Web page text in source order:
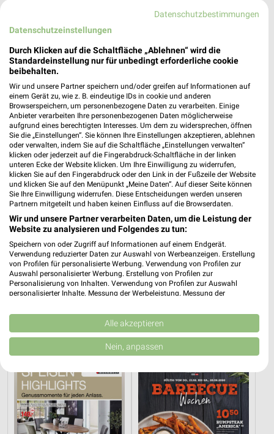
58 km
Küchen Preishits!
Gültig bis Fr. 21.08.
58 km
Gültig bis Fr. 14.08.
XXXLutz
58 km
XXXLutz
Gültig bis Fr. 14.08.
XXXLutz
Datenschutzbestimmungen
Datenschutzeinstellungen
Durch Klicken auf die Schaltfläche „Ablehnen“ wird die
Standardeinstellung nur für unbedingt erforderliche cookie
beibehalten.
Wir und unsere Partner speichern und/oder greifen auf Informationen auf
einem Gerät zu, wie z. B. eindeutige IDs in cookie und anderen
Browserspeichern, um personenbezogene Daten zu verarbeiten. Einige
Anbieter verarbeiten Ihre personenbezogenen Daten möglicherweise
aufgrund eines berechtigten Interesses. Um dem zu widersprechen, öffnen
Sie die „Einstellungen“. Sie können Ihre Einstellungen akzeptieren, ablehnen
oder verwalten, indem Sie auf die Schaltfläche „Einstellungen verwalten“
klicken oder jederzeit auf die Fingerabdruck-Schaltfläche in der linken
unteren Ecke der Website klicken. Um Ihre Einwilligung zu widerrufen,
klicken Sie auf den Fingerabdruck oder den Link in der Fußzeile der Website
und klicken Sie auf den Menüpunkt „Meine Daten“. Auf dieser Seite können
Sie Ihre Einwilligung widerrufen. Diese Entscheidungen werden unseren
Partnern mitgeteilt und haben keinen Einfluss auf die Browserdaten.
Wir und unsere Partner verarbeiten Daten, um die Leistung der
Website zu analysieren und Folgendes zu tun:
Speichern von oder Zugriff auf Informationen auf einem Endgerät.
Verwendung reduzierter Daten zur Auswahl von Werbeanzeigen. Erstellung
von Profilen für personalisierte Werbung. Verwendung von Profilen zur
Auswahl personalisierter Werbung. Erstellung von Profilen zur
Personalisierung von Inhalten. Verwendung von Profilen zur Auswahl
personalisierter Inhalte. Messung der Werbeleistung. Messung der
Kombinationen von Daten aus verschiedenen Quellen. Entwicklung und
Verbesserung der Angebote. Verwendung reduzierter Daten zur Auswahl
von Inhalten.
Daten können außerhalb der Europäischen Union weitergegeben und in die
USA gesendet werden.
Website/App.
Partnerliste anzeigen (1 IAB-Anbieter)
Wir nutzen Ihre Daten für folgende Zwecke:
IAB-Verarbeitungszwecke:
Alle akzeptieren
Nein, anpassen